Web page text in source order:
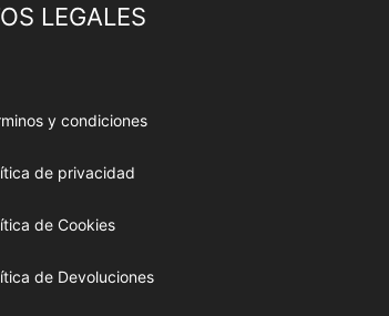
LEGALES
y condiciones
de privacidad
de Cookies
de Devoluciones